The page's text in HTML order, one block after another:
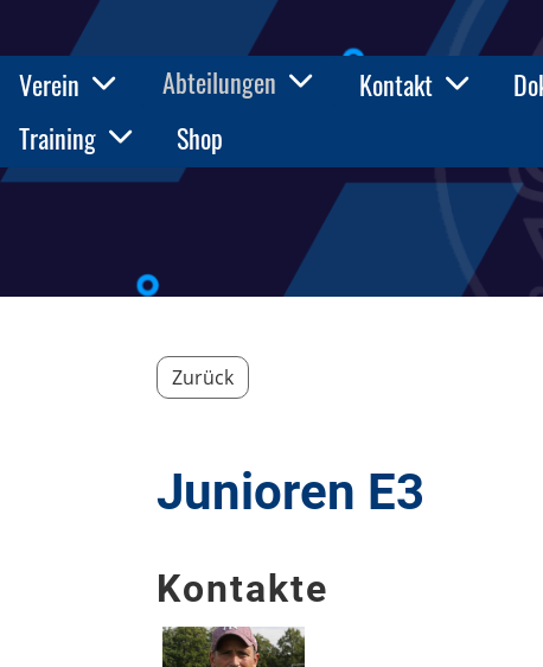
Verein Abteilungen Kontakt
Training
Shop
Zurück
Junioren E3
Kontakte